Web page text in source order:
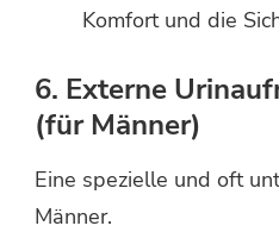
Komfort und die
6. Externe
(für Männer)
Eine spezielle und oft
Männer.